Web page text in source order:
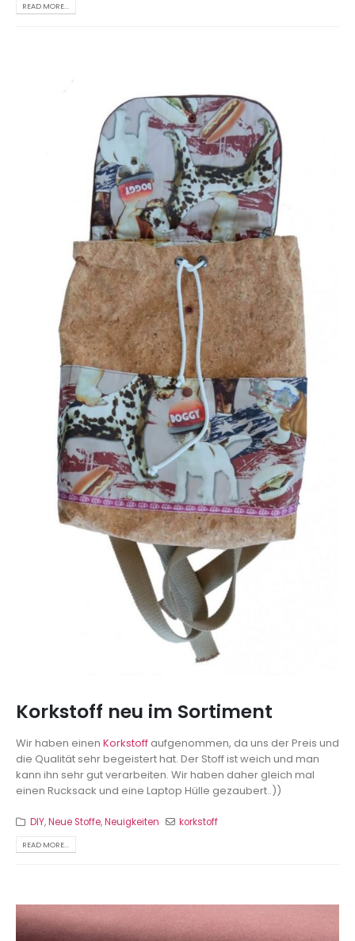
READ MORE...
Korkstoff neu im Sortiment
Wir haben einen Korkstoff aufgenommen, da uns der Preis und
die Qualität sehr begeistert hat. Der Stoff ist weich und man
kann ihn sehr gut verarbeiten. Wir haben daher gleich mal
einen Rucksack und eine Laptop Hülle gezaubert..))
DIY,Neue Stoffe,Neuigkeiten korkstoff
READ MORE...